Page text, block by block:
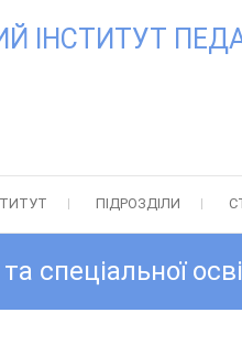
ПІДРОЗДІЛИ
спеціальної